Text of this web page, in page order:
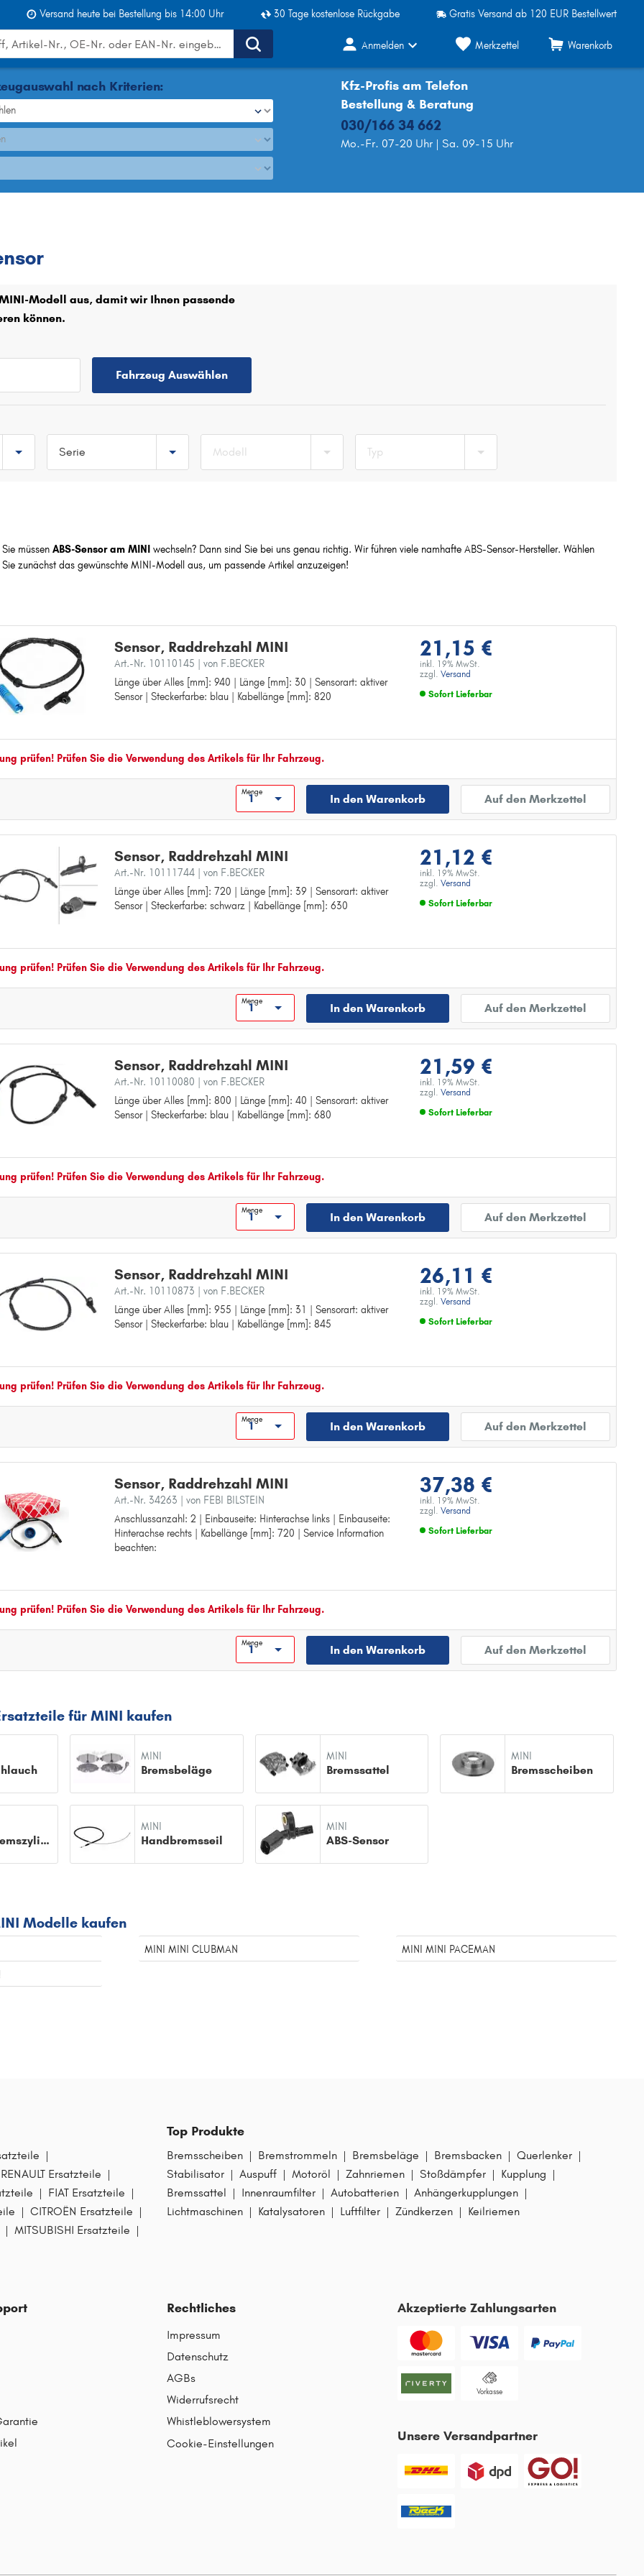
Versand heute bei Bestellung bis 14:00 Uhr 30 Tage kostenlose Rückgabe Gratis Versand ab 120 EUR Bestellwert
Anmelden Merkzettel Warenkorb
nach Kriterien:
Kfz-Profis am Telefon
Bestellung & Beratung
030/166 34 662
Mo.-Fr. 07-20 Uhr | Sa. 09-15 Uhr
Modell aus, damit wir Ihnen passende
können.
Fahrzeug Auswählen
Serie
MINI CLUBMAN
MINI PACEMAN
MINI CLUBMAN
MINI COUNTRYMAN
MINI PACEMAN
Modell Typ
Sie müssen ABS-Sensor am MINI
wechseln? Dann sind Sie bei uns genau richtig. Wir führen viele namhafte ABS-Sensor-Hersteller. Wählen
Sie zunächst das gewünschte MINI-Modell aus, um passende Artikel anzuzeigen!
21,15 €
inkl. 19% MwSt.
zzgl. Versand
Sofort Lieferbar
Sensor, Raddrehzahl MINI
Art.-Nr. 10110145
| von F.BECKER
Länge über Alles [mm]: 940 | Länge [mm]: 30 | Sensorart: aktiver
Sensor | Steckerfarbe: blau | Kabellänge [mm]: 820
Länge über Alles [mm]: 940
Länge [mm]: 30
Kabellänge [mm]: 820
prüfen! Prüfen Sie die Verwendung des Artikels für Ihr Fahrzeug.
Menge
In den Warenkorb Auf den Merkzettel
21,12 €
inkl. 19% MwSt.
zzgl. Versand
Sofort Lieferbar
Sensor, Raddrehzahl MINI
Art.-Nr. 10111744
| von F.BECKER
Länge über Alles [mm]: 720 | Länge [mm]: 39 | Sensorart: aktiver
Sensor | Steckerfarbe: schwarz | Kabellänge [mm]: 630
Länge über Alles [mm]: 720
Länge [mm]: 39
Kabellänge [mm]: 630
prüfen! Prüfen Sie die Verwendung des Artikels für Ihr Fahrzeug.
Menge
In den Warenkorb Auf den Merkzettel
21,59 €
inkl. 19% MwSt.
zzgl. Versand
Sofort Lieferbar
Sensor, Raddrehzahl MINI
Art.-Nr. 10110080
| von F.BECKER
Länge über Alles [mm]: 800 | Länge [mm]: 40 | Sensorart: aktiver
Sensor | Steckerfarbe: blau | Kabellänge [mm]: 680
Länge über Alles [mm]: 800
Länge [mm]: 40
Kabellänge [mm]: 680
prüfen! Prüfen Sie die Verwendung des Artikels für Ihr Fahrzeug.
Menge
In den Warenkorb Auf den Merkzettel
26,11 €
inkl. 19% MwSt.
zzgl. Versand
Sofort Lieferbar
Sensor, Raddrehzahl MINI
Art.-Nr. 10110873
| von F.BECKER
Länge über Alles [mm]: 955 | Länge [mm]: 31 | Sensorart: aktiver
Sensor | Steckerfarbe: blau | Kabellänge [mm]: 845
Länge über Alles [mm]: 955
Länge [mm]: 31
Kabellänge [mm]: 845
prüfen! Prüfen Sie die Verwendung des Artikels für Ihr Fahrzeug.
Menge
In den Warenkorb Auf den Merkzettel
37,38 €
inkl. 19% MwSt.
zzgl. Versand
Sofort Lieferbar
Sensor, Raddrehzahl MINI
Art.-Nr. 34263
| von FEBI BILSTEIN
Anschlussanzahl: 2 | Einbauseite: Hinterachse links | Einbauseite:
Hinterachse rechts | Kabellänge [mm]: 720 | Service Information
beachten:
Anschlussanzahl: 2
Einbauseite: Hinterachse links
Einbauseite: Hinterachse rechts
prüfen! Prüfen Sie die Verwendung des Artikels für Ihr Fahrzeug.
Menge
In den Warenkorb Auf den Merkzettel
für MINI kaufen
MINI
Bremsbeläge
MINI
Bremssattel
MINI
Bremsscheiben
Hauptbremszylinder
MINI
Handbremsseil
MINI
ABS-Sensor
Modelle kaufen
MINI MINI CLUBMAN MINI MINI PACEMAN
|
RENAULT Ersatzteile |
| FIAT Ersatzteile |
| CITROËN Ersatzteile |
| MITSUBISHI Ersatzteile |
Top Produkte
Bremsscheiben | Bremstrommeln | Bremsbeläge | Bremsbacken | Querlenker |
Stabilisator | Auspuff | Motoröl | Zahnriemen | Stoßdämpfer | Kupplung |
Bremssattel | Innenraumfilter | Autobatterien | Anhängerkupplungen |
Lichtmaschinen | Katalysatoren | Luftfilter | Zündkerzen | Keilriemen
Rechtliches
Impressum
Datenschutz
AGBs
Widerrufsrecht
Whistleblowersystem
Cookie-Einstellungen
Akzeptierte Zahlungsarten
Vorkasse
Unsere Versandpartner